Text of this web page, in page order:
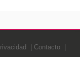
Contacto